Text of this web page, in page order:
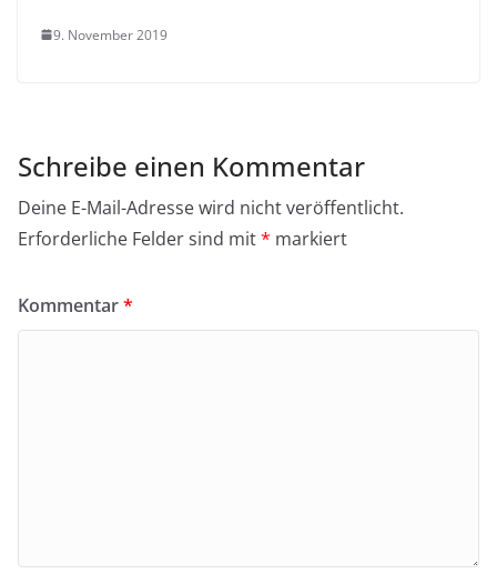
9. November 2019
Schreibe einen Kommentar
Deine E-Mail-Adresse wird nicht veröffentlicht.
Erforderliche Felder sind mit* markiert
Kommentar*